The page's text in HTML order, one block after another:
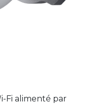
Fi alimenté par